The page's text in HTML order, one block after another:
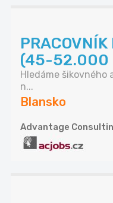
(45-52.000
Hledáme šikovného
n...
Blansko
Advantage